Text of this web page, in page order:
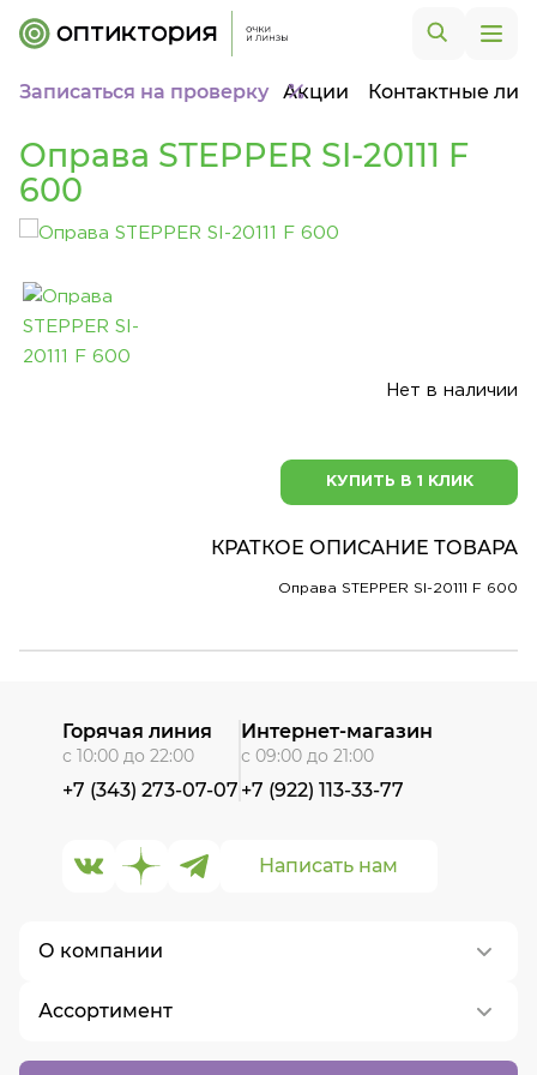
Записаться на проверку Акции Контактные
Оправа STEPPER SI-20111 F
600
Нет в наличии
КУПИТЬ В 1 КЛИК
КРАТКОЕ ОПИСАНИЕ ТОВАРА
Оправа STEPPER SI-20111 F 600
О компании
О нас
Контакты
Ассортимент
Написать нам
Горячая линия
с 10:00 до 22:00
+7 (343) 273-07-07
Интернет-магазин
с 09:00 до 21:00
+7 (922) 113-33-77